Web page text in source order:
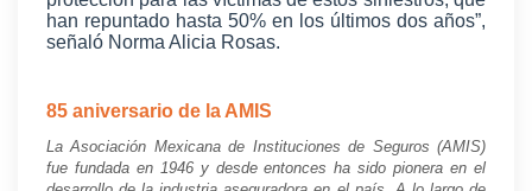
han repuntado hasta 50% en los últimos dos años”,
señaló Norma Alicia Rosas.
85 aniversario de la AMIS
La Asociación Mexicana de Instituciones de Seguros (AMIS)
fue fundada en 1946 y desde entonces ha sido pionera en el